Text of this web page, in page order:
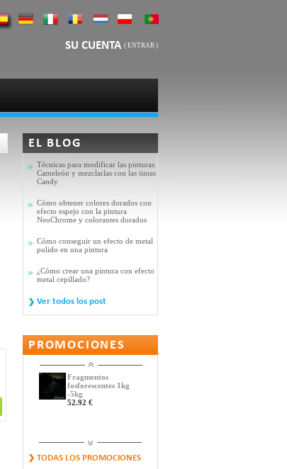
SU CUENTA ( ENTRAR )
EL BLOG
Técnicas para modificar las pinturas
Cameleón y mezclarlas con las tintas
Candy
Cómo obtener colores dorados con
efecto espejo con la pintura
NeoChrome y colorantes dorados
Cómo conseguir un efecto de metal
pulido en una pintura
¿Cómo crear una pintura con efecto
metal cepillado?
Ver todos los post
PROMOCIONES
Fragmentos
fosforescentes 1kg
-5kg
52.92 €
FOTOLUMINISCENTE
TODAS LOS PROMOCIONES